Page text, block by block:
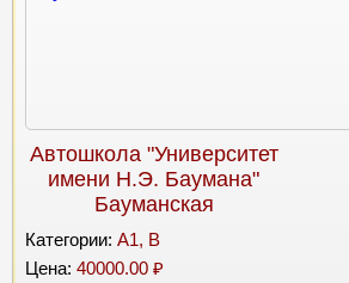
Автошкола "Университет
имени Н.Э. Баумана"
Бауманская
Категории: A1, B
Цена: 40000.00 ₽